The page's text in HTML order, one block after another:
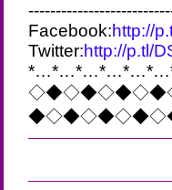
Facebook:http://
Twitter:http://p.tl/